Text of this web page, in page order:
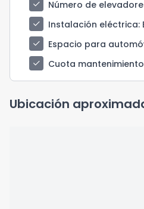
check Número de
check
Instalación eléctrica:
check
Espacio para
check
Cuota mantenimiento
Ubicación